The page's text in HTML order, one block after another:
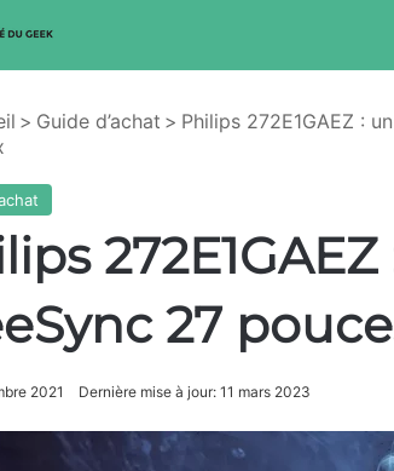
> Guide d’achat > Philips 272E1GAEZ :
27
2021 Dernière mise à jour: 11 mars 2023